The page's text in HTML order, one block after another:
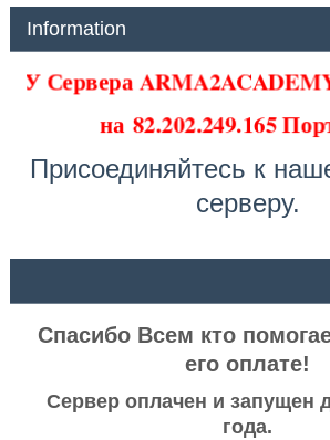
Information
У Сервера
на 82.202.249.165
Присоединяйтесь к
серверу.
Спасибо Всем кто
его оплате!
Сервер оплачен и запущен
года.